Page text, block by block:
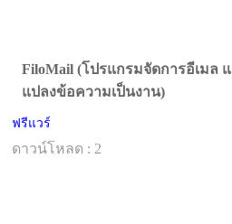
FiloMail (โปรแกรมจัดการอีเมล
แปลงข้อความเป็นงาน)
ฟรีแวร์
ดาวน์โหลด : 2